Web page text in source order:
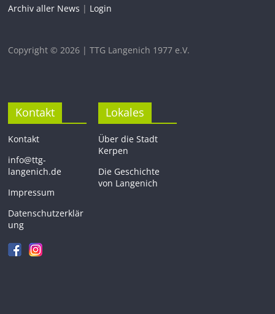
Archiv aller News | Login
Copyright © 2026 | TTG Langenich 1977 e.V.
Kontakt
Kontakt
info@ttg-
langenich.de
Impressum
Datenschutzerklär
ung
Lokales
Über die Stadt
Kerpen
Die Geschichte
von Langenich